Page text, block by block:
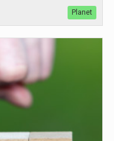
Planet